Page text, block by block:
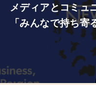
メディアとコミュ
「みんなで持ち